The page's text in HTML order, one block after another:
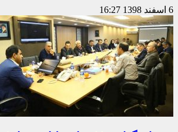
6 اسفند 1398 16:27